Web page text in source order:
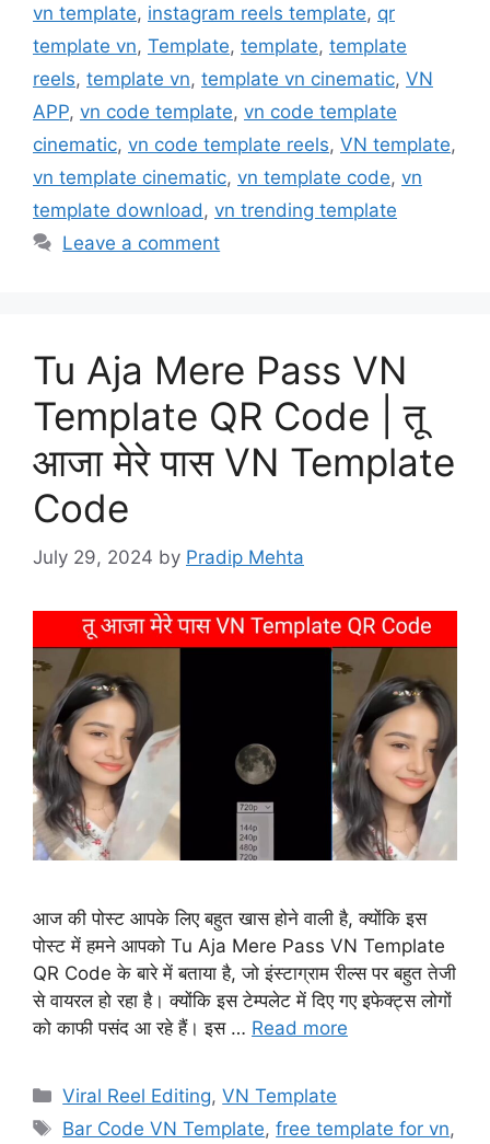
vn template, instagram reels template, qr
template vn, Template, template, template
reels, template vn, template vn cinematic, VN
APP, vn code template, vn code template
cinematic, vn code template reels, VN template,
vn template cinematic, vn template code, vn
template download, vn trending template
Leave a comment
Tu Aja Mere Pass VN
Template QR Code | तू
आजा मेरे पास VN Template
Code
July 29, 2024 by Pradip Mehta
आज की पोस्ट आपके लिए बहुत खास होने वाली है, क्योंकि इस
पोस्ट में हमने आपको Tu Aja Mere Pass VN Template
QR Code के बारे में बताया है, जो इंस्टाग्राम रील्स पर बहुत तेजी
से वायरल हो रहा है। क्योंकि इस टेम्पलेट में दिए गए इफेक्ट्स लोगों
को काफी पसंद आ रहे हैं। इस … Read more
Categories
Viral Reel Editing,VN Template
Tags
Bar Code VN Template,free template for vn,